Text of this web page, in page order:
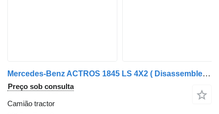
Mercedes-Benz ACTROS 1845 LS 4X2 ( Disassembled, parts only)
Preço sob consulta
Camião tractor